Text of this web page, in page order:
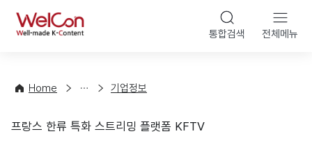
WelCon 통합검색 전체메뉴
Home
컨
팅
해
기
정
기업정보
기업정보
프랑스 한류 특화 스트리밍 플랫폼 KFTV